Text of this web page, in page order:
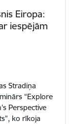
Eiropa:
iespējām
Stradiņa
“Explore
Perspective
ko rīkoja